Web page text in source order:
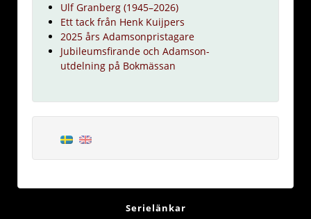
Ulf Granberg (1945–2026)
Ett tack från Henk Kuijpers
2025 års Adamsonpristagare
Jubileumsfirande och Adamson-
utdelning på Bokmässan
Serielänkar